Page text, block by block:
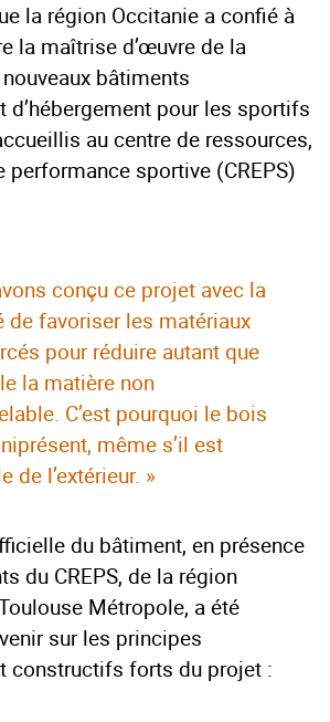
la région Occitanie a confié à
la maîtrise d’œuvre de la
bâtiments
pour les sportifs
au centre de ressources,
performance sportive (CREPS)
conçu ce projet avec la
de favoriser les matériaux
pour réduire autant que
la matière non
C’est pourquoi le bois
même s’il est
de l’extérieur. »
du bâtiment, en présence
du CREPS, de la région
Métropole, a été
sur les principes
constructifs forts du projet :